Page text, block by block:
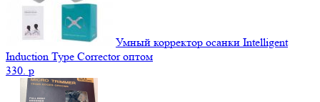
Умный корректор осанки Intelligent
Induction Type Corrector оптом
330. p